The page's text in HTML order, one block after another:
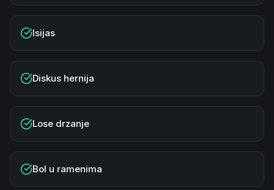
Isijas
Diskus hernija
Lose drzanje
Bol u ramenima